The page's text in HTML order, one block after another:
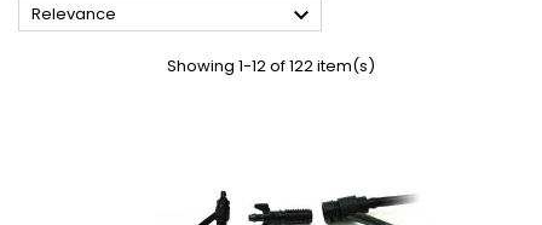
Relevance 
Showing 1-12 of 122 item(s)